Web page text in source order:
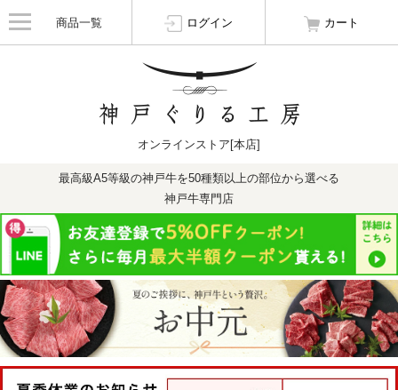
商品一覧 ログイン カート
オンラインストア[本店]
最高級A5等級の神戸牛を50種類以上の部位から選べる
神戸牛専門店